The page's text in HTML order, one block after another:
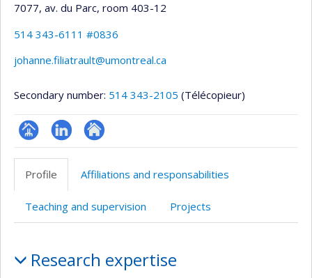
7077, av. du Parc, room 403-12
514 343-6111 #0836
johanne.filiatrault@umontreal.ca
Secondary number: 514 343-2105 (Télécopieur)
Page
professionnelle
LinkedInAutre
site
Profile Affiliations and responsabilities
Teaching and supervision Projects
Research expertise